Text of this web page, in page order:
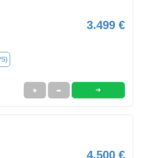
3.499 €
★ ➦ ➜
4.500 €